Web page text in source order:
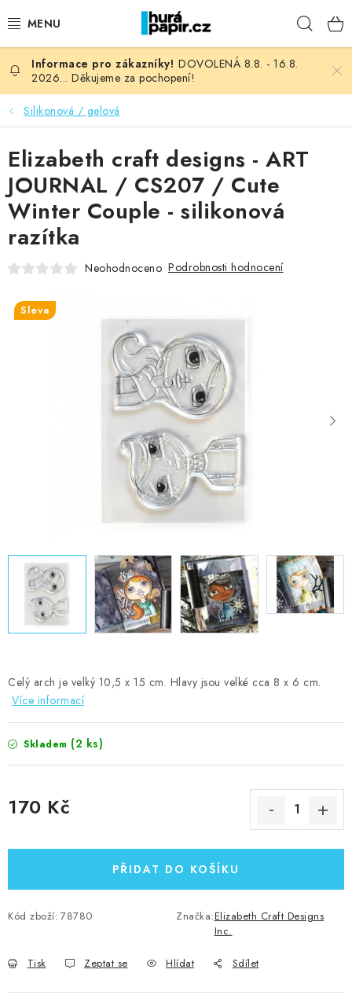
na
NOVINKY
HURÁ DÍLNA
VŠECHNO ZBOŽÍ
KNIHAŘSKÝ MATERIÁL
KURZY NATY LYSAK
OBLÍBENÉ ♥️
FOTORECENZE
MOJE OBJEDNÁVKA
Moje objednávka
Oblíbené ♥️
Obchodní podmínky
Podmínky ochrany osobních údajů
Ověřování recenzí
DOVOLENÁ 8.8. - 16.8.
2026... Děkujeme za pochopení!
Silikonová / gelová
Celý arch je velký 10,5 x 15 cm. Hlavy jsou velké cca 8 x 6 cm.
Více informací
Skladem (2 ks)
170 Kč
PŘIDAT DO KOŠÍKU
Kód zboží: 78780 Značka:Elizabeth Craft Designs
Inc.
Tisk Zeptat se Hlídat Sdílet
Elizabeth craft designs - ART
JOURNAL / CS207 / Cute
Winter Couple - silikonová
razítka
Neohodnoceno Podrobnosti hodnocení
Sleva